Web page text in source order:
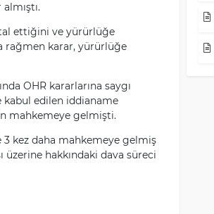
ettiğini ve yürürlüğe
rağmen karar, yürürlüğe
OHR kararlarına saygı
kabul edilen iddianame
mahkemeye gelmişti.
3 kez daha mahkemeye gelmiş
üzerine hakkındaki dava süreci